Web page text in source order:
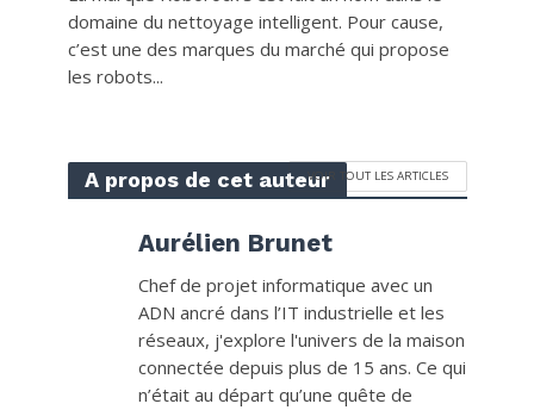
domaine du nettoyage intelligent. Pour cause,
c’est une des marques du marché qui propose
les robots...
A propos de cet auteurVOIR TOUT LES ARTICLES
Aurélien Brunet
Chef de projet informatique avec un
ADN ancré dans l’IT industrielle et les
réseaux, j'explore l'univers de la maison
connectée depuis plus de 15 ans. Ce qui
n’était au départ qu’une quête de